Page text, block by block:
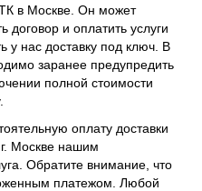
в Москве. Он может
договор и оплатить услуги
у нас доставку под ключ. В
заранее предупредить
полной стоимости
оплату доставки
Москве нашим
Обратите внимание, что
платежом. Любой